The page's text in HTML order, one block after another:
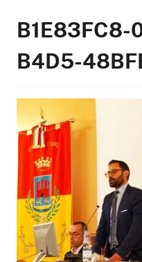
B1E83FC8-
B4D5-